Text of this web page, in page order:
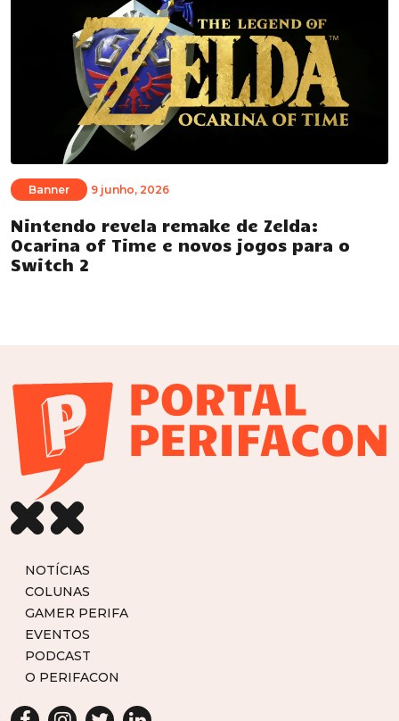
Banner 9 junho, 2026
Nintendo revela remake de Zelda:
Ocarina of Time e novos jogos para o
Switch 2
NOTÍCIAS
COLUNAS
GAMER PERIFA
EVENTOS
PODCAST
O PERIFACON